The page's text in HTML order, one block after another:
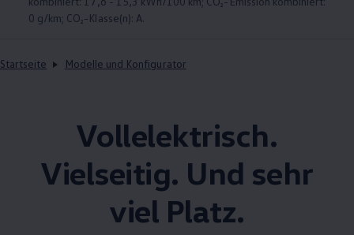
0 g/km; CO₂-Klasse(n): A.
Startseite Modelle und Konfigurator
Vollelektrisch.
Vielseitig. Und sehr
viel Platz.